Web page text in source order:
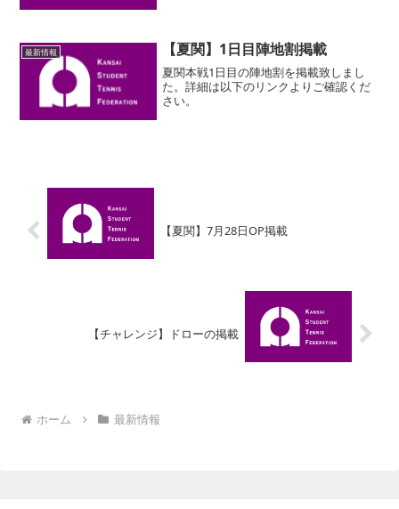
最新情報 【夏関】1日目陣地割掲載
夏関本戦1日目の陣地割を掲載致しまし
た。詳細は以下のリンクよりご確認くだ
さい。
【夏関】7月28日OP掲載
【チャレンジ】ドローの掲載
ホーム 最新情報